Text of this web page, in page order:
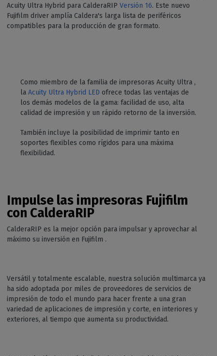
Acuity Ultra Hybrid para CalderaRIP Versión 16. Este nuevo
Fujifilm driver amplía Caldera's larga lista de periféricos
compatibles para la producción de gran formato.
Como miembro de la familia de impresoras Acuity Ultra ,
la Acuity Ultra Hybrid LED ofrece todas las ventajas de
los demás modelos de la gama: facilidad de uso, alta
calidad de impresión y un rápido retorno de la inversión.
También incluye la posibilidad de imprimir tanto en
soportes flexibles como rígidos para una máxima
flexibilidad.
Impulse las impresoras Fujifilm
con CalderaRIP
CalderaRIP es la mejor opción para impulsar y aprovechar al
máximo su inversión en Fujifilm .
Versátil y totalmente escalable, nuestra solución multimarca ya
ha sido adoptada por miles de proveedores de servicios de
impresión de todo el mundo para hacer frente a una gran
variedad de aplicaciones de impresión y corte, en interiores y
exteriores, al tiempo que aumenta su productividad.